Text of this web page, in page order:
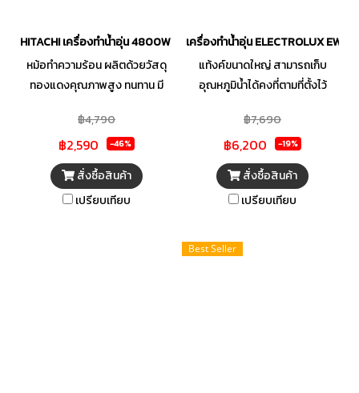
HITACHI เครื่องทำน้ำอุ่น 4800W สีดำ รุ่น HES-48G-BK
หม้อทำความร้อน ผลิตด้วยวัสดุ
ทองแดงคุณภาพสูง ทนทาน มี
กระแสไฟฟ้ารั่วหรือลัดวงจร
พร้อมระบบนิรภัย 12 จุด
โครงสร้างเครื่องป้องกันน้ำเข้า
มาตรฐาน IP25 ปลอดภัยเมื่อใช้
งาน
฿4,790
฿2,590 -46%
สั่งซื้อสินค้า
เปรียบเทียบ
เครื่องทำน้ำอุ่น ELECTROLUX
แท้งค์ขนาดใหญ่ สามารถเก็บ
อุณหภูมิน้ำได้คงที่ตามที่ตั้งไว้
Dynamic Power Control
ควบคุมอุณหภูมิได้แม่นยำแม้น้ำ
ประปาไหลไม่สม่ำเสมอ ระบบความ
ปลอดภัย 16 ขั้นตอน ให้คุณและ
ครอบครัวผ่อนคลายกับการอาบ
฿7,690
฿6,200 -19%
สั่งซื้อสินค้า
เปรียบเทียบ
Best Seller